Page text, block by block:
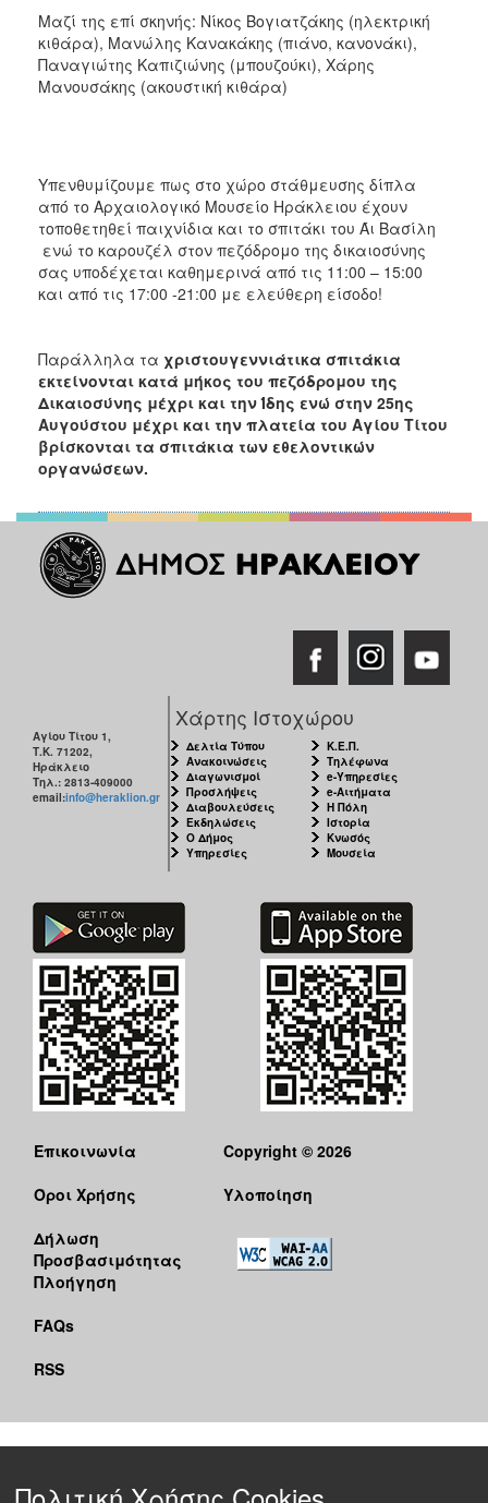
Μαζί της επί σκηνής: Νίκος Βογιατζάκης (ηλεκτρική
κιθάρα), Μανώλης Κανακάκης (πιάνο, κανονάκι),
Παναγιώτης Καπιζιώνης (μπουζούκι), Χάρης
Μανουσάκης (ακουστική κιθάρα)
Υπενθυμίζουμε πως στο χώρο στάθμευσης δίπλα
από το Αρχαιολογικό Μουσείο Ηράκλειου έχουν
τοποθετηθεί παιχνίδια και το σπιτάκι του Άι Βασίλη
ενώ το καρουζέλ στον πεζόδρομο της δικαιοσύνης
σας υποδέχεται καθημερινά από τις 11:00 – 15:00
και από τις 17:00 -21:00 με ελεύθερη είσοδο!
Παράλληλα τα χριστουγεννιάτικα σπιτάκια
εκτείνονται κατά μήκος του πεζόδρομου της
Δικαιοσύνης μέχρι και την Ίδης ενώ στην 25ης
Αυγούστου μέχρι και την πλατεία του Αγίου Τίτου
βρίσκονται τα σπιτάκια των εθελοντικών
οργανώσεων.
Αγίου Τίτου 1,
Τ.Κ. 71202,
Ηράκλειο
Τηλ.: 2813-409000
email:info@heraklion.gr
Χάρτης Ιστοχώρου
Δελτία Τύπου
Ανακοινώσεις
Διαγωνισμοί
Προσλήψεις
Διαβουλεύσεις
Εκδηλώσεις
Ο Δήμος
Υπηρεσίες
Κ.Ε.Π.
Τηλέφωνα
e-Υπηρεσίες
e-Αιτήματα
Η Πόλη
Ιστορία
Κνωσός
Μουσεία
Επικοινωνία
Όροι Χρήσης
Δήλωση
Προσβασιμότητας
Πλοήγηση
FAQs
RSS
Copyright © 2026
Υλοποίηση